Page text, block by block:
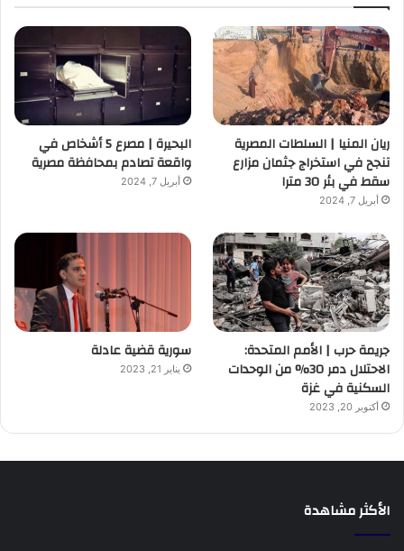
ريان المنيا | السلطات المصرية
تنجح في استخراج جثمان مزارع
سقط في بئر 30 مترا
أبريل 7, 2024
البحيرة | مصرع 5 أشخاص في
واقعة تصادم بمحافظة مصرية
أبريل 7, 2024
جريمة حرب | الأمم المتحدة:
الاحتلال دمر 30% من الوحدات
السكنية في غزة
أكتوبر 20, 2023
سورية قضية عادلة
يناير 21, 2023
الأكثر مشاهدة